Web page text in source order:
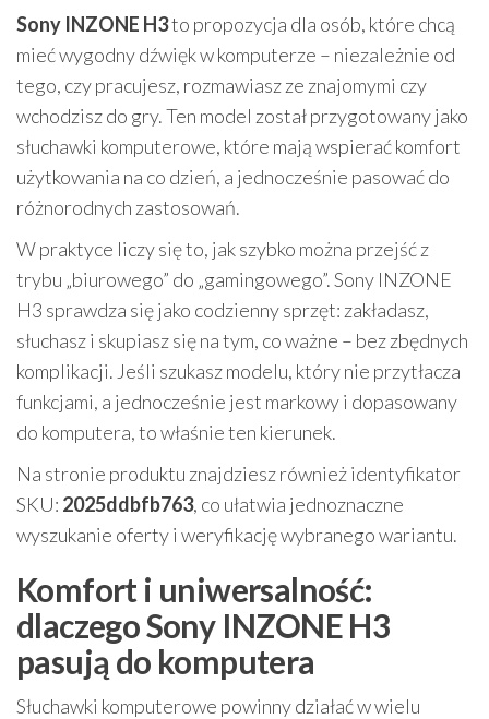
Sony INZONE H3to propozycja dla osób, które chcą
mieć wygodny dźwięk w komputerze – niezależnie od
tego, czy pracujesz, rozmawiasz ze znajomymi czy
wchodzisz do gry. Ten model został przygotowany jako
słuchawki komputerowe, które mają wspierać komfort
użytkowania na co dzień, a jednocześnie pasować do
różnorodnych zastosowań.
W praktyce liczy się to, jak szybko można przejść z
trybu „biurowego” do „gamingowego”. Sony INZONE
H3 sprawdza się jako codzienny sprzęt: zakładasz,
słuchasz i skupiasz się na tym, co ważne – bez zbędnych
komplikacji. Jeśli szukasz modelu, który nie przytłacza
funkcjami, a jednocześnie jest markowy i dopasowany
do komputera, to właśnie ten kierunek.
Na stronie produktu znajdziesz również identyfikator
SKU: 2025ddbfb763, co ułatwia jednoznaczne
wyszukanie oferty i weryfikację wybranego wariantu.
Komfort i uniwersalność:
dlaczego Sony INZONE H3
pasują do komputera
Słuchawki komputerowe powinny działać w wielu